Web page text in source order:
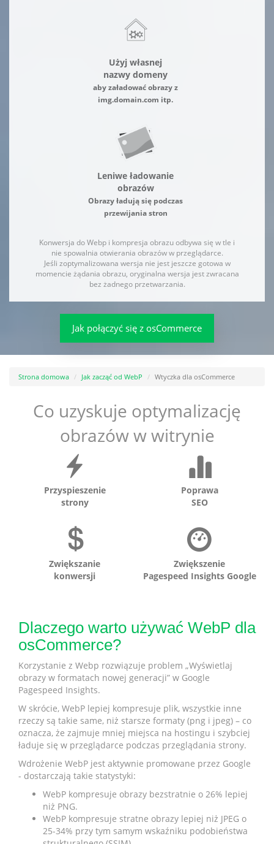
Użyj własnej
nazwy domeny
aby załadować obrazy z
img.domain.com itp.
Leniwe ładowanie
obrazów
Obrazy ładują się podczas
przewijania stron
Konwersja do Webp i kompresja obrazu odbywa się w tle i
nie spowalnia otwierania obrazów w przeglądarce.
Jeśli zoptymalizowana wersja nie jest jeszcze gotowa w
momencie żądania obrazu, oryginalna wersja jest zwracana
bez żadnego przetwarzania.
Jak połączyć się z osCommerce
Strona domowa Jak zacząć od WebP Wtyczka dla osCommerce
Co uzyskuje optymalizację
obrazów w witrynie
Przyspieszenie
strony
Poprawa
SEO
Zwiększanie
konwersji
Zwiększenie
Pagespeed Insights Google
Dlaczego warto używać WebP dla
osCommerce?
Korzystanie z Webp rozwiązuje problem „Wyświetlaj
obrazy w formatach nowej generacji” w Google
Pagespeed Insights.
W skrócie, WebP lepiej kompresuje plik, wszystkie inne
rzeczy są takie same, niż starsze formaty (png i jpeg) – co
oznacza, że zajmuje mniej miejsca na hostingu i szybciej
ładuje się w przeglądarce podczas przeglądania strony.
Wdrożenie WebP jest aktywnie promowane przez Google
- dostarczają takie statystyki:
WebP kompresuje obrazy bezstratnie o 26% lepiej
niż PNG.
WebP kompresuje stratne obrazy lepiej niż JPEG o
25-34% przy tym samym wskaźniku podobieństwa